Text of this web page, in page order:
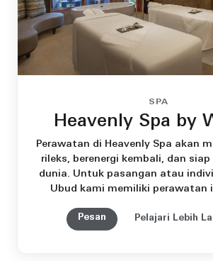
SPA
Heavenly Spa by
Perawatan di Heavenly Spa akan
rileks, berenergi kembali, dan
dunia. Untuk pasangan atau
Ubud kami memiliki perawatan
Pesan Pelajari Lebih